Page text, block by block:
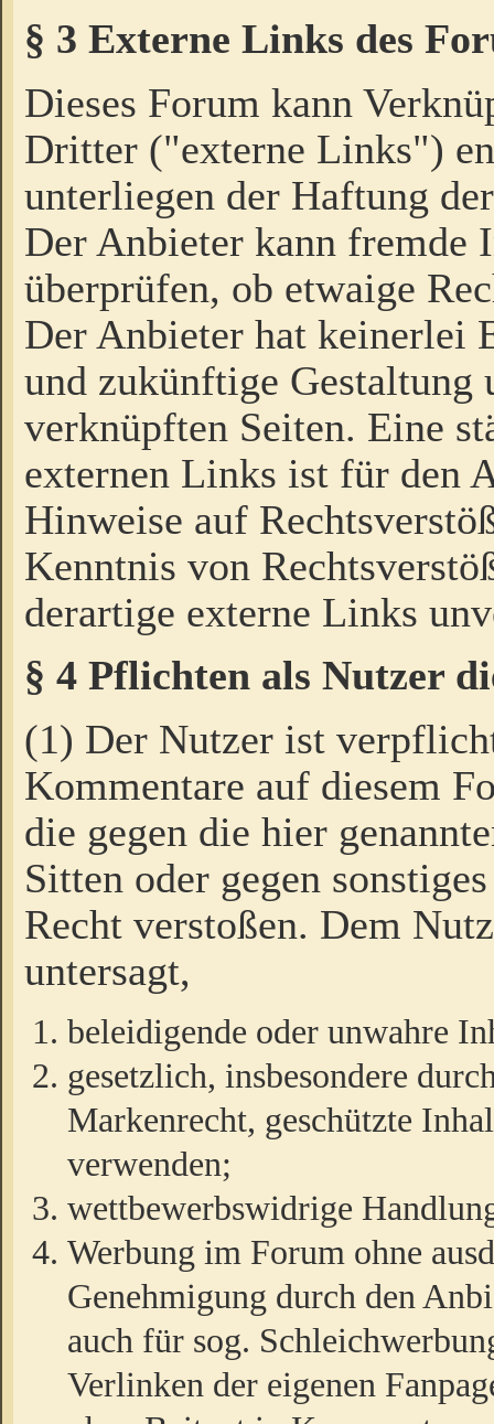
§ 3 Externe Links des
Dieses Forum kann
Dritter ("externe Links")
unterliegen der Haftung
Der Anbieter kann fremde
überprüfen, ob etwaige
Der Anbieter hat keinerlei
und zukünftige Gestaltung
verknüpften Seiten. Eine
externen Links ist für den
Hinweise auf
Kenntnis von
derartige externe Links
§ 4 Pflichten als Nutzer
(1) Der Nutzer ist
Kommentare auf diesem
die gegen die hier
Sitten oder gegen
Recht verstoßen. Dem
untersagt,
beleidigende oder unwahre
gesetzlich, insbesondere
Markenrecht, geschützte
verwenden;
wettbewerbswidrige
Werbung im Forum ohne
Genehmigung durch den
auch für sog.
Verlinken der eigenen